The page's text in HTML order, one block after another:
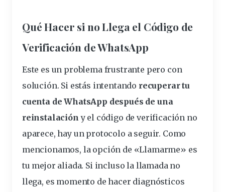
Qué Hacer si no Llega el Código de
Verificación de WhatsApp
Este es un problema frustrante pero con
solución. Si estás intentando recuperar tu
cuenta de WhatsApp después de una
reinstalación y el código de verificación no
aparece, hay un protocolo a seguir. Como
mencionamos, la opción de «Llamarme» es
tu mejor aliada. Si incluso la llamada no
llega, es momento de hacer diagnósticos